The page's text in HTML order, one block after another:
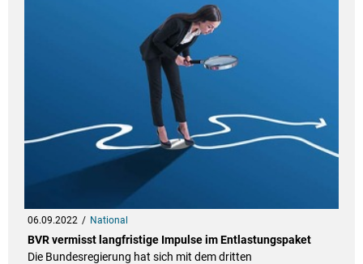
06.09.2022 National
BVR vermisst langfristige Impulse im Entlastungspaket
Die Bundesregierung hat sich mit dem dritten